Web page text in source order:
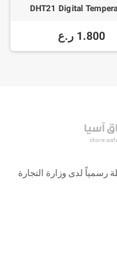
DHT21 Digital
1.800 ر.ع
رسمياً لدى وزارة التجارة